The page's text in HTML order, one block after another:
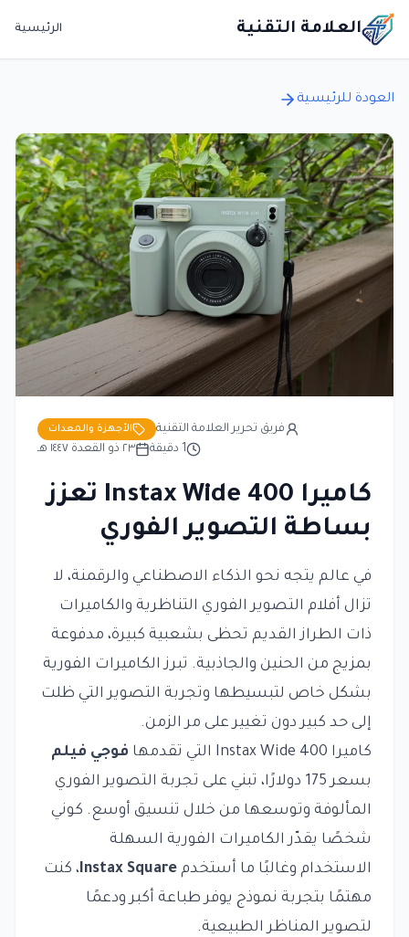
العلامة التقنية الرئيسية
العودة للرئيسية
الأجهزة والمعدات
فريق تحرير العلامة التقنية
٢٣ ذو القعدة ١٤٤٧ هـ
1 دقيقة
كاميرا Instax Wide 400 تعزز
بساطة التصوير الفوري
في عالم يتجه نحو الذكاء الاصطناعي والرقمنة، لا
تزال أفلام التصوير الفوري التناظرية والكاميرات
ذات الطراز القديم تحظى بشعبية كبيرة، مدفوعة
بمزيج من الحنين والجاذبية. تبرز الكاميرات الفورية
بشكل خاص لتبسيطها وتجربة التصوير التي ظلت
إلى حد كبير دون تغيير على مر الزمن.
كاميرا Instax Wide 400
التي تقدمها فوجي فيلم
بسعر 175 دولارًا، تبني على تجربة التصوير الفوري
المألوفة وتوسعها من خلال تنسيق أوسع. كوني
شخصًا يقدّر الكاميرات الفورية السهلة
الاستخدام وغالبًا ما أستخدم Instax Square، كنت
مهتمًا بتجربة نموذج يوفر طباعة أكبر ودعمًا
لتصوير المناظر الطبيعية.